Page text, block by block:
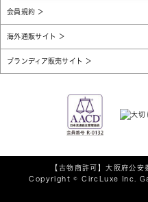
会員規約
海外通販サイト
ブランディア販売サイト
【古物商許可】大阪府公
Copyright © CircLuxe Inc.